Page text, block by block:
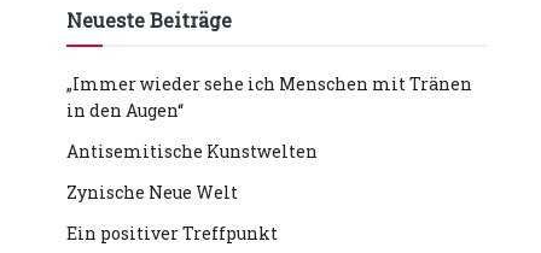
Neueste Beiträge
„Immer wieder sehe ich Menschen mit Tränen
in den Augen“
Antisemitische Kunstwelten
Zynische Neue Welt
Ein positiver Treffpunkt